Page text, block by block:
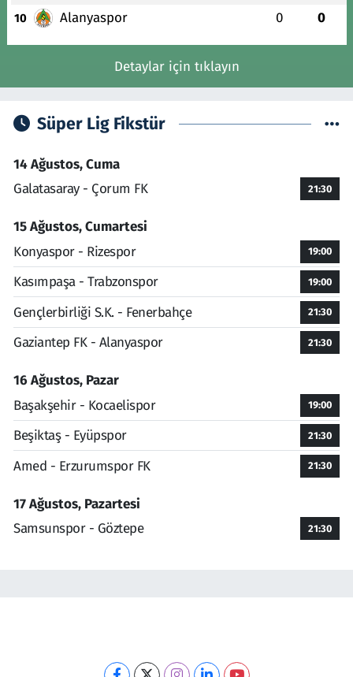
10 Alanyaspor 0 0
Detaylar için tıklayın
Süper Lig Fikstür
14 Ağustos, Cuma
Galatasaray - Çorum FK
21:30
15 Ağustos, Cumartesi
Konyaspor - Rizespor
19:00
Kasımpaşa - Trabzonspor 19:00
Gençlerbirliği S.K. - Fenerbahçe 21:30
Gaziantep FK - Alanyaspor 21:30
16 Ağustos, Pazar
Başakşehir - Kocaelispor
19:00
Beşiktaş - Eyüpspor 21:30
Amed - Erzurumspor FK 21:30
17 Ağustos, Pazartesi
Samsunspor - Göztepe
21:30